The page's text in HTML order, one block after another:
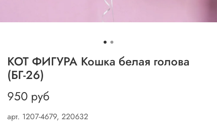
арт. 1207-4679, 220632
КОТ ФИГУРА Кошка белая голова
(БГ-26)
950 руб